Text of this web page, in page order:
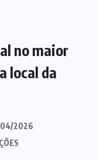
no maior
local da
2026